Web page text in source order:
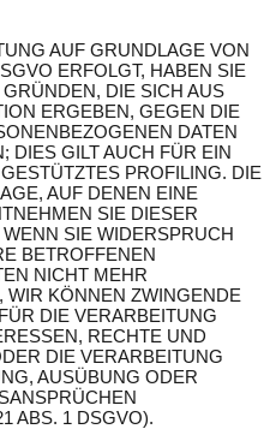
AUF GRUNDLAGE VON
ERFOLGT, HABEN SIE
DIE SICH AUS
ERGEBEN, GEGEN DIE
DATEN
DIES GILT AUCH FÜR EIN
PROFILING. DIE
AUF DENEN EINE
SIE DIESER
SIE WIDERSPRUCH
BETROFFENEN
NICHT MEHR
KÖNNEN ZWINGENDE
DIE VERARBEITUNG
RECHTE UND
DIE VERARBEITUNG
AUSÜBUNG ODER
ABS. 1 DSGVO).